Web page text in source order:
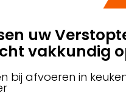
uw
vakkundig
bij afvoeren in